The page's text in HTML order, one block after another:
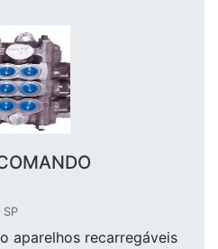
SP
aparelhos recarregáveis